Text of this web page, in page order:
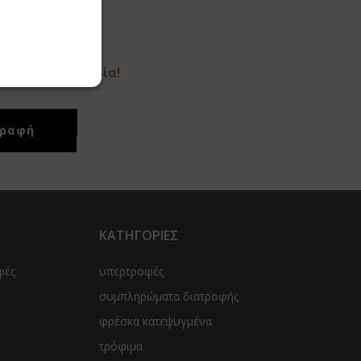
από την εταιρία!
ΚΑΤΗΓΟΡΙΕΣ
υπερτροφές
συμπληρώματα διατροφής
φρέσκα κατεψυγμένα
τρόφιμα